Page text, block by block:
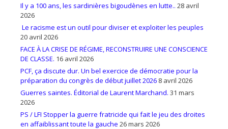
Il y a 100 ans, les sardinières bigoudènes en lutte.. 28 avril
2026
Le racisme est un outil pour diviser et exploiter les peuples
20 avril 2026
FACE À LA CRISE DE RÉGIME, RECONSTRUIRE UNE CONSCIENCE
DE CLASSE. 16 avril 2026
PCF, ça discute dur. Un bel exercice de démocratie pour la
préparation du congrès de début juillet 2026 8 avril 2026
Guerres saintes. Éditorial de Laurent Marchand. 31 mars
2026
PS / LFI Stopper la guerre fratricide qui fait le jeu des droites
en affaiblissant toute la gauche 26 mars 2026